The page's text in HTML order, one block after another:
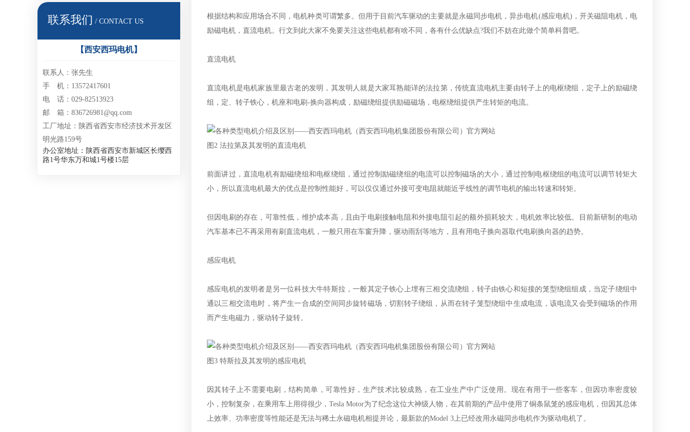
联系我们 / CONTACT US
【西安西玛电机】
联系人：张先生
手 机：13572417601
电 话：029-82513923
邮 箱：836726981@qq.com
工厂地址：陕西省西安市经济技术开发区
明光路159号
办公室地址：陕西省西安市新城区长缨西
路1号华东万和城1号楼15层
根据结构和应用场合不同，电机种类可谓繁多。但用于目前汽车驱动的主要就是永磁同步电机，异步电机(感应电机)，开关磁阻电机，电
励磁电机，直流电机。行文到此大家不免要关注这些电机都有啥不同，各有什么优缺点?我们不妨在此做个简单科普吧。
直流电机
直流电机是电机家族里最古老的发明，其发明人就是大家耳熟能详的法拉第，传统直流电机主要由转子上的电枢绕组，定子上的励磁绕
组，定、转子铁心，机座和电刷-换向器构成，励磁绕组提供励磁磁场，电枢绕组提供产生转矩的电流。
图2 法拉第及其发明的直流电机
前面讲过，直流电机有励磁绕组和电枢绕组，通过控制励磁绕组的电流可以控制磁场的大小，通过控制电枢绕组的电流可以调节转矩大
小，所以直流电机最大的优点是控制性能好，可以仅仅通过外接可变电阻就能近乎线性的调节电机的输出转速和转矩。
但因电刷的存在，可靠性低，维护成本高，且由于电刷接触电阻和外接电阻引起的额外损耗较大，电机效率比较低。目前新研制的电动
汽车基本已不再采用有刷直流电机，一般只用在车窗升降，驱动雨刮等地方，且有用电子换向器取代电刷换向器的趋势。
感应电机
感应电机的发明者是另一位科技大牛特斯拉，一般其定子铁心上埋有三相交流绕组，转子由铁心和短接的笼型绕组组成，当定子绕组中
通以三相交流电时，将产生一合成的空间同步旋转磁场，切割转子绕组，从而在转子笼型绕组中生成电流，该电流又会受到磁场的作用
而产生电磁力，驱动转子旋转。
图3 特斯拉及其发明的感应电机
因其转子上不需要电刷，结构简单，可靠性好，生产技术比较成熟，在工业生产中广泛使用。现在有用于一些客车，但因功率密度较
小，控制复杂，在乘用车上用得很少，Tesla Motor为了纪念这位大神级人物，在其前期的产品中使用了铜条鼠笼的感应电机，但因其总体
上效率、功率密度等性能还是无法与稀土永磁电机相提并论，最新款的Model 3上已经改用永磁同步电机作为驱动电机了。